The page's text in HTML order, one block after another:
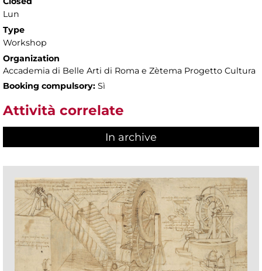
Lun
Type
Workshop
Organization
Accademia di Belle Arti di Roma e Zètema Progetto Cultura
Booking compulsory: Sì
Attività correlate
In archive